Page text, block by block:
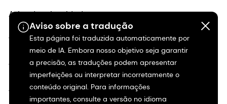
Aviso sobre a tradução
Esta página foi traduzida automaticamente por
meio de IA. Embora nosso objetivo seja garantir
a precisão, as traduções podem apresentar
imperfeições ou interpretar incorretamente o
conteúdo original. Para informações
importantes, consulte a versão no idioma
Aviso de privacidade
Termos de uso
Termos e condições
Transparência na Califórnia